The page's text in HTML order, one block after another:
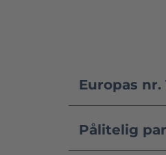
Europas nr.
Pålitelig